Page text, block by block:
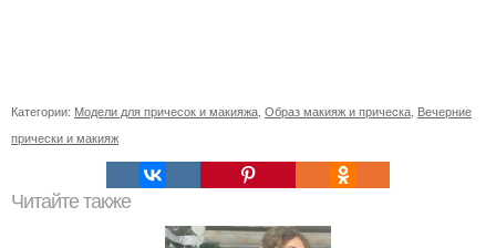
Категории: Модели для причесок и макияжа Образ макияж и прическа Вечерние
прически и макияж
Читайте также